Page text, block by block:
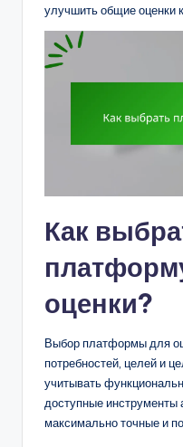
улучшить общие оценки
Как
оценки?
Выбор платформы для
потребностей, целей и
учитывать
доступные инструменты
максимально точные и